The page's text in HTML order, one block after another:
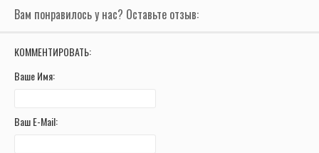
Вам понравилось у нас? Оставьте отзыв:
КОММЕНТИРОВАТЬ:
Ваше Имя:
Ваш E-Mail: